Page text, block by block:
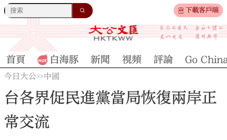
下載客戶端
首頁 白海豚 新聞 視頻 評論 Go
今日大公>>中國
台各界促民進黨當局恢復兩岸正
常交流